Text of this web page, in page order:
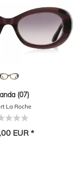
(07)
La Roche
EUR *